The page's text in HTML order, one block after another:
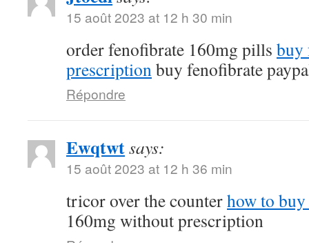
15 août 2023 at 12 h 30 min
order fenofibrate 160mg pills buy
prescriptionbuy fenofibrate
Répondre
Ewqtwtsays:
15 août 2023 at 12 h 36 min
tricor over the counterhow to
160mg without prescription